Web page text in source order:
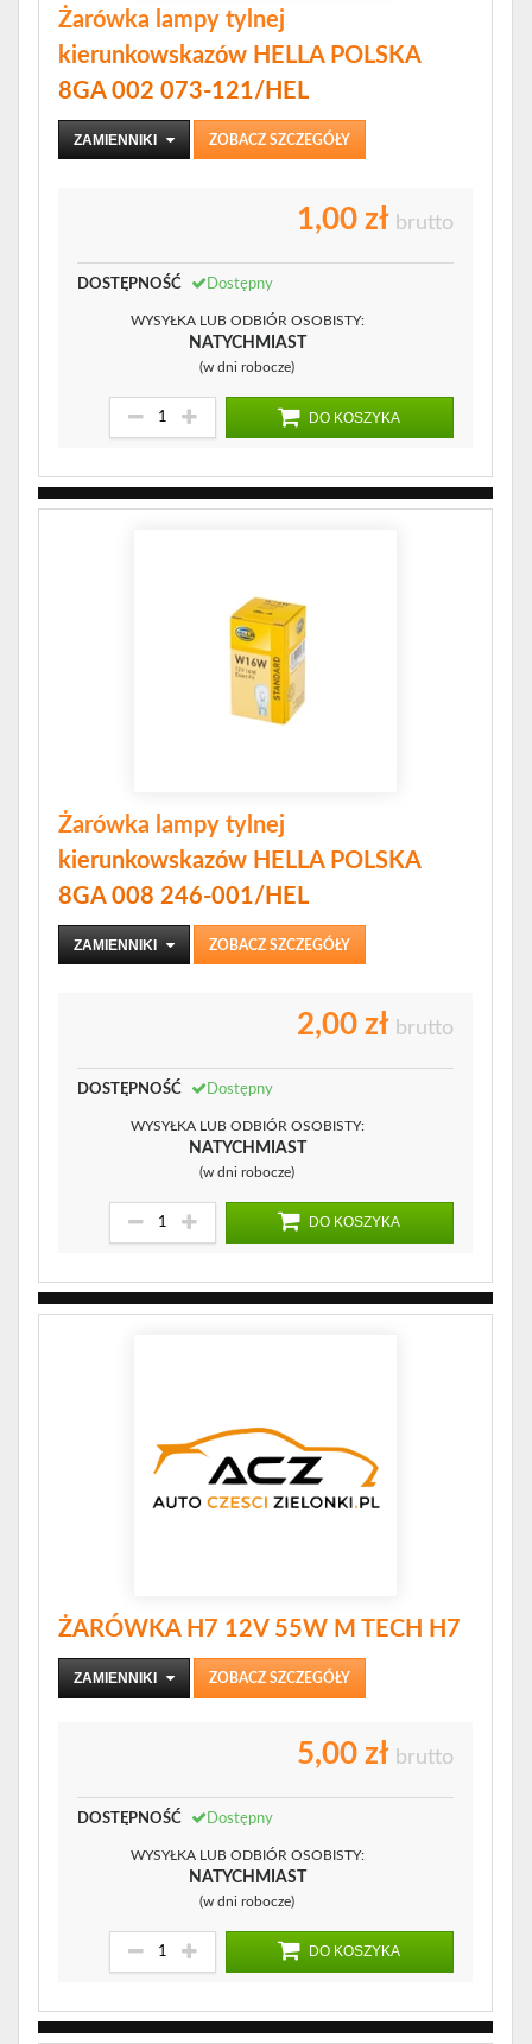
Żarówka lampy tylnej
kierunkowskazów HELLA POLSKA
8GA 002 073-121/HEL
ZAMIENNIKI ZOBACZ SZCZEGÓŁY
1,00 zł brutto
DOSTĘPNOŚĆ Dostępny
WYSYŁKA LUB ODBIÓR OSOBISTY:
NATYCHMIAST
(w dni robocze)
DO KOSZYKA
Żarówka lampy tylnej
kierunkowskazów HELLA POLSKA
8GA 008 246-001/HEL
ZAMIENNIKI ZOBACZ SZCZEGÓŁY
2,00 zł brutto
DOSTĘPNOŚĆ Dostępny
WYSYŁKA LUB ODBIÓR OSOBISTY:
NATYCHMIAST
(w dni robocze)
DO KOSZYKA
ŻARÓWKA H7 12V 55W M TECH H7
ZAMIENNIKI ZOBACZ SZCZEGÓŁY
5,00 zł brutto
DOSTĘPNOŚĆ Dostępny
WYSYŁKA LUB ODBIÓR OSOBISTY:
NATYCHMIAST
(w dni robocze)
DO KOSZYKA